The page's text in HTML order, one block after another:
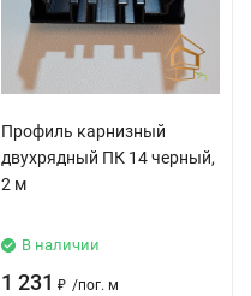
Профиль карнизный
двухрядный ПК 14 черный,
2 м
В наличии
1 231 ₽ /пог. м